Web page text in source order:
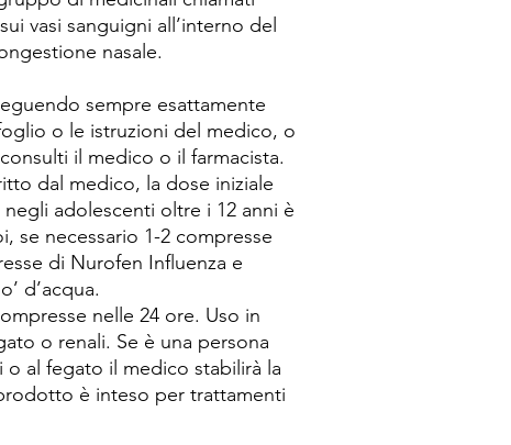
vasi sanguigni all’interno del
nasale.
sempre esattamente
o le istruzioni del medico, o
il medico o il farmacista.
dal medico, la dose iniziale
adolescenti oltre i 12 anni è
se necessario 1-2 compresse
di Nurofen Influenza e
d’acqua.
nelle 24 ore. Uso in
o renali. Se è una persona
al fegato il medico stabilirà la
è inteso per trattamenti